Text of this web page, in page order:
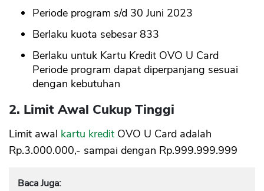
Periode program s/d 30 Juni 2023
Berlaku kuota sebesar 833
Berlaku untuk Kartu Kredit OVO U Card
Periode program dapat diperpanjang sesuai
dengan kebutuhan
2. Limit Awal Cukup Tinggi
Limit awal kartu kredit OVO U Card adalah
Rp.3.000.000,- sampai dengan Rp.999.999.999
Baca Juga: